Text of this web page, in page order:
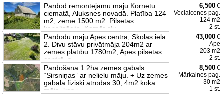
Pārdod remontējamu māju Kornetu
ciematā, Aluksnes novadā. Platība 124
m2, zeme 1500 m2. Pilsētas
kanalizācija. Kamēr slu
6,500 €
Veclaicenes pag.
124 m2
2 st.
Pārdodu māju Apes centrā, Skolas ielā
2. Divu stāvu privātmāja 204m2 ar
zemes platību 1780m2, Apes pilsētas
centrā, s
43,000 €
Ape
203 m2
2 st.
Pārdošanā 1.2ha zemes gabals
“Sirsniņas” ar nelielu māju. + Uz zemes
gabala fiziski atrodas 30, 4m2 koka
māja, kas i
8,500 €
Mārkalnes pag.
30 m2
1 st.